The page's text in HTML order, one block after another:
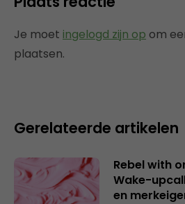
Je moet ingelogd zijn op om
plaatsen.
Gerelateerde artikelen
Rebel with
Wake-
en